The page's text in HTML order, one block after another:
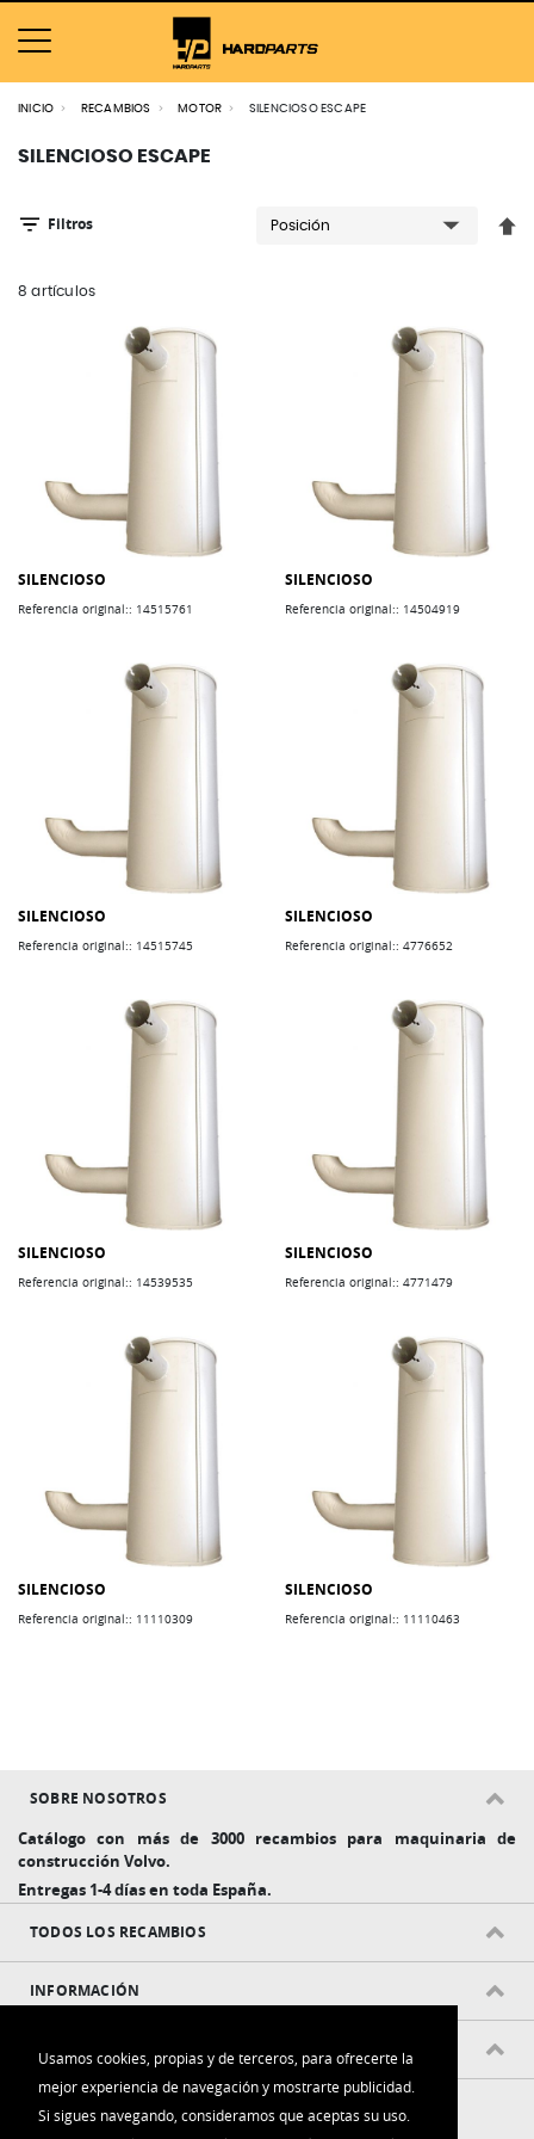
Usamos cookies, propias y de terceros, para ofrecerte la
mejor experiencia de navegación y mostrarte publicidad.
Si sigues navegando, consideramos que aceptas su uso.
INICIO RECAMBIOS MOTOR SILENCIOSO ESCAPE
SILENCIOSO ESCAPE
8 artículos
Fijar
SILENCIOSO
Referencia original:: 14515761
SILENCIOSO
Referencia original:: 14504919
SILENCIOSO
Referencia original:: 14515745
SILENCIOSO
Referencia original:: 4776652
SILENCIOSO
Referencia original:: 14539535
SILENCIOSO
Referencia original:: 4771479
SILENCIOSO
Referencia original:: 11110309
SILENCIOSO
Referencia original:: 11110463
Filtros
SOBRE NOSOTROS
Catálogo con más de 3000 recambios para maquinaria de
construcción Volvo.
Entregas 1-4 días en toda España.
TODOS LOS RECAMBIOS
INFORMACIÓN
POLÍTICAS Y CONDICIONES